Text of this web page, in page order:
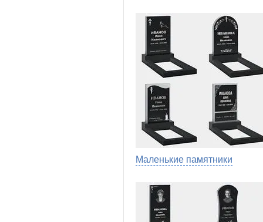
Маленькие памятники